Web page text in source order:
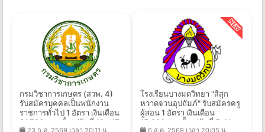
กรมวิชาการเกษตร (สวพ. 4)
รับสมัครบุคคลเป็นพนักงาน
ราชการทั่วไป 1 อัตรา เงินเดือน
โรงเรียนบางมดวิทยา "สีสุก
หวาดจวนอุปถัมภ์" รับสมัครครู
ผู้สอน 1 อัตรา เงินเดือน